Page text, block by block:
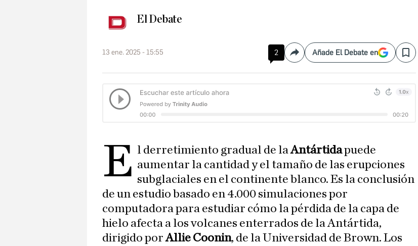
El Debate
13 ene. 2025 - 15:55 2 CompartirAñade El Debate en Save
E l derretimiento gradual de laAntártidapuede
aumentar la cantidad y el tamaño de las erupciones
subglaciales en el continente blanco. Es la conclusión
de un estudio basado en 4.000 simulaciones por
computadora para estudiar cómo la pérdida de la capa de
hielo afecta a los volcanes enterrados de la Antártida,
dirigido porAllie Coonin, de la Universidad de Brown. Los